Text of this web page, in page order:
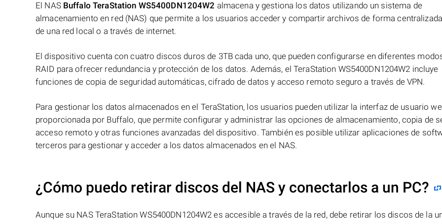
El NAS Buffalo TeraStation WS5400DN1204W2 almacena y gestiona los datos utilizando un sistema de
almacenamiento en red (NAS) que permite a los usuarios acceder y compartir archivos de forma
de una red local o a través de internet.
El dispositivo cuenta con cuatro discos duros de 3TB cada uno, que pueden configurarse en diferentes
RAID para ofrecer redundancia y protección de los datos. Además, el TeraStation WS5400DN1204W2 incluye
funciones de copia de seguridad automáticas, cifrado de datos y acceso remoto seguro a través de VPN.
Para gestionar los datos almacenados en el TeraStation, los usuarios pueden utilizar la interfaz de usuario
proporcionada por Buffalo, que permite configurar y administrar las opciones de almacenamiento, copia de
acceso remoto y otras funciones avanzadas del dispositivo. También es posible utilizar aplicaciones de
terceros para gestionar y acceder a los datos almacenados en el NAS.
¿Cómo puedo retirar discos del NAS y conectarlos a un PC?
Aunque su NAS TeraStation WS5400DN1204W2 es accesible a través de la red, debe retirar los discos de la